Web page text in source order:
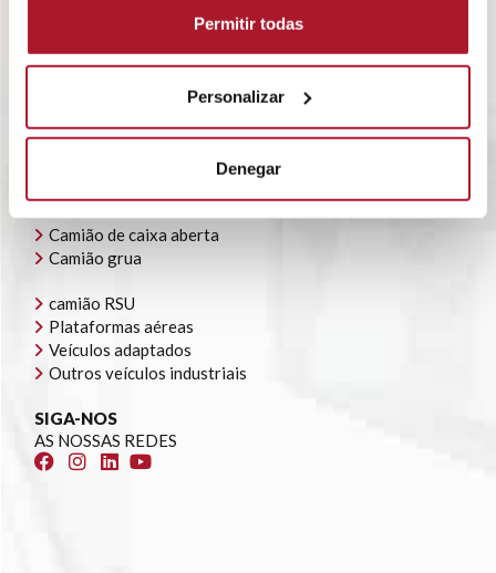
Permitir todas
Personalizar
Denegar
ALUGUER FLEXÍVEL
BLOG
POLÍTICA CORPORATIVA
Camião de caixa aberta
Camião grua
camião RSU
Plataformas aéreas
Veículos adaptados
Outros veículos industriais
SIGA-NOS
AS NOSSAS REDES